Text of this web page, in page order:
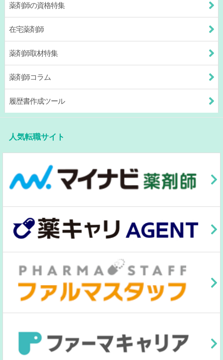
薬剤師の資格特集
在宅薬剤師
薬剤師取材特集
薬剤師コラム
履歴書作成ツール
人気転職サイト